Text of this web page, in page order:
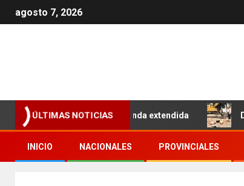
agosto 7, 2026
ÚLTIMAS NOTICIAS
cuatro horas, no con tanda extendida Director
INICIO NACIONALES PROVINCIALES